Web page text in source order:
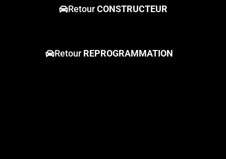
RetourCONSTRUCTEUR
RetourREPROGRAMMATION